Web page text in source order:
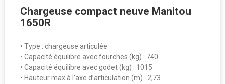
Chargeuse compact neuve Manitou
1650R
• Type : chargeuse articulée
• Capacité équilibre avec fourches (kg) : 740
• Capacité équilibre avec godet (kg) : 1015
• Hauteur max à l’axe d’articulation (m) : 2,73